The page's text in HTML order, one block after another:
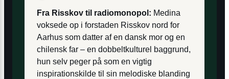
Fra Risskov til radiomonopol: Medina
voksede op i forstaden Risskov nord for
Aarhus som datter af en dansk mor og en
chilensk far – en dobbeltkulturel baggrund,
hun selv peger på som en vigtig
inspirationskilde til sin melodiske blanding